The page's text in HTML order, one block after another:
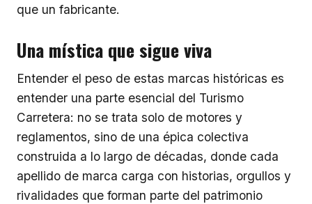
que un fabricante.
Una mística que sigue viva
Entender el peso de estas marcas históricas es
entender una parte esencial del Turismo
Carretera: no se trata solo de motores y
reglamentos, sino de una épica colectiva
construida a lo largo de décadas, donde cada
apellido de marca carga con historias, orgullos y
rivalidades que forman parte del patrimonio